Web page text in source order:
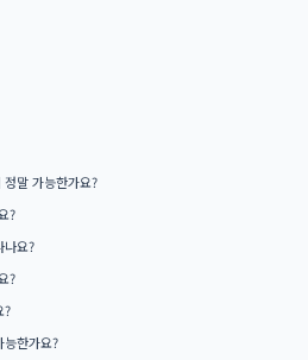
말 가능한가요?
?
나요?
?
?
한가요?